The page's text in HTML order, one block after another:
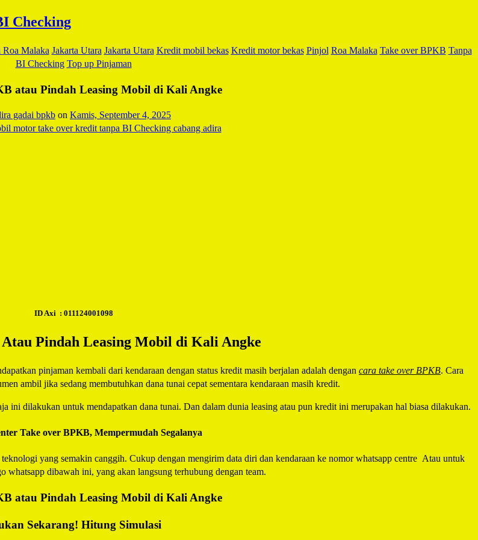
Roa Malaka Jakarta Utara Jakarta Utara Kredit mobil bekas Kredit motor bekas Pinjol Roa Malaka Take over BPKB Tanpa
BI Checking Top up Pinjaman
atau Pindah Leasing Mobil di Kali Angke
gadai bpkb on Kamis, September 4, 2025
ID Axi : 011124001098
Pindah Leasing Mobil di Kali Angke
pinjaman kembali dari kendaraan dengan status kredit masih berjalan adalah dengan cara take over BPKB. Cara
ambil jika sedang membutuhkan dana tunai cepat sementara kendaraan masih kredit.
ini dilakukan untuk mendapatkan dana tunai. Dan dalam dunia leasing atau pun kredit ini merupakan hal biasa dilakukan.
Take over BPKB, Mempermudah Segalanya
yang semakin canggih. Cukup dengan mengirim data diri dan kendaraan ke nomor whatsapp centre Atau untuk
whatsapp dibawah ini, yang akan langsung terhubung dengan team.
atau Pindah Leasing Mobil di Kali Angke
Sekarang! Hitung Simulasi